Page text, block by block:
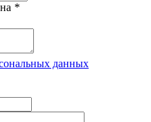
*
данных